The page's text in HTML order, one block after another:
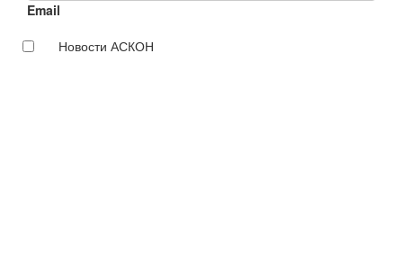
Email
Новости АСКОН